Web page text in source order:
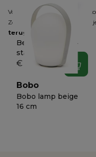
Voor producten die online
Zodra je dit hebt gemeld, heb
terug te sturen
Beschermhoes 4
stapelstoelen
In
€ 59
Bobo
Bobo lamp beige
16 cm